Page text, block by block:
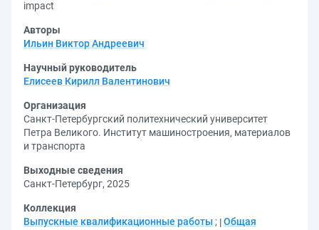
impact
Авторы
Ильин Виктор Андреевич
Научный руководитель
Елисеев Кирилл Валентинович
Организация
Санкт-Петербургский политехнический университет
Петра Великого. Институт машиностроения, материалов
и транспорта
Выходные сведения
Санкт-Петербург, 2025
Коллекция
Выпускные квалификационные работы ; Общая